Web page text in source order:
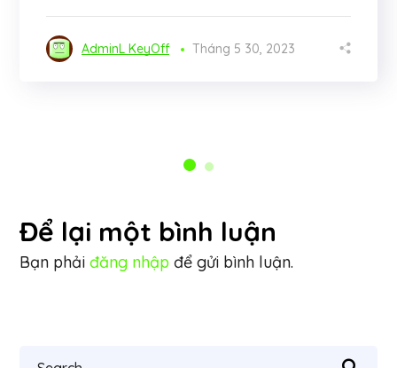
AdminL KeyOff Tháng 5 30, 2023
Để lại một bình luận
Bạn phảiđăng nhập để gửi bình luận.